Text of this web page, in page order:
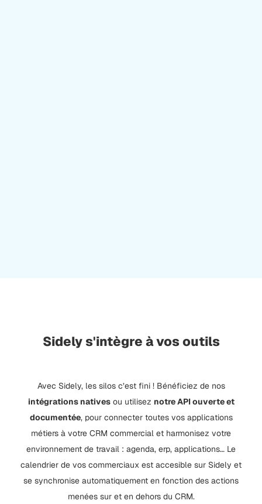
Sidely s'intègre à vos outils
Avec Sidely, les silos c’est fini ! Bénéficiez de nos
intégrations nativesou utilisez notre API ouverte et
documentée, pour connecter toutes vos applications
métiers à votre CRM commercial et harmonisez votre
environnement de travail : agenda, erp, applications… Le
calendrier de vos commerciaux est accesible sur Sidely et
se synchronise automatiquement en fonction des actions
menées sur et en dehors du CRM.